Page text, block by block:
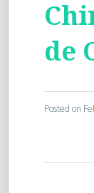
de
Posted on